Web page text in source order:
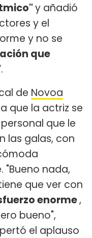
y añadió
y el
y no se
que
.
de Novoa
que la actriz se
que le
las galas, con
"Bueno nada,
que ver con
enorme,
bueno",
el aplauso